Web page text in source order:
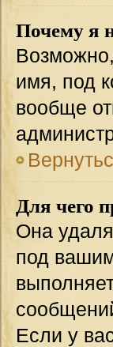
Почему я
имя, под
вообще
Для чего
Она
под
Если у